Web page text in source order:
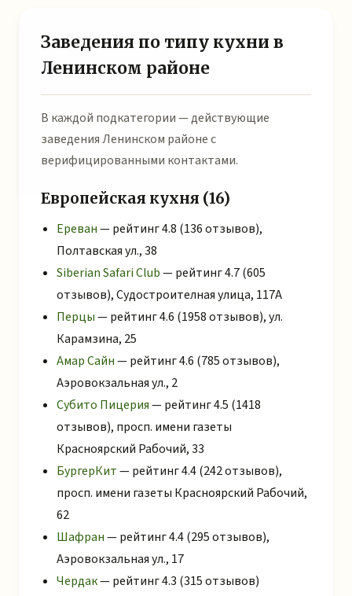
Заведения по типу кухни в
Ленинском районе
В каждой подкатегории — действующие
заведения Ленинском районе с
верифицированными контактами.
Европейская кухня (16)
Ереван— рейтинг 4.8 (136 отзывов),
Полтавская ул., 38
Siberian Safari Club— рейтинг 4.7 (605
отзывов), Судостроителная улица, 117А
Перцы— рейтинг 4.6 (1958 отзывов), ул.
Карамзина, 25
Амар Сайн— рейтинг 4.6 (785 отзывов),
Аэровокзальная ул., 2
Субито Пицерия— рейтинг 4.5 (1418
отзывов), просп. имени газеты
Красноярский Рабочий, 33
БургерКит— рейтинг 4.4 (242 отзывов),
просп. имени газеты Красноярский Рабочий,
62
Шафран— рейтинг 4.4 (295 отзывов),
Аэровокзальная ул., 17
Чердак— рейтинг 4.3 (315 отзывов)